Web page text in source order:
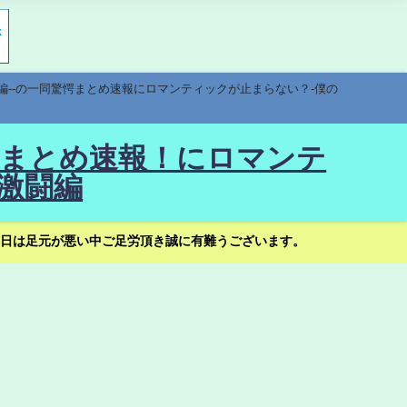
の一同驚愕まとめ速報にロマンティックが止まらない？-僕の
とめ速報！にロマンテ
闘編
足元が悪い中ご足労頂き誠に有難うございます。